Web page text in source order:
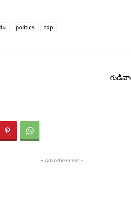
politics tdp
- Advertisement -